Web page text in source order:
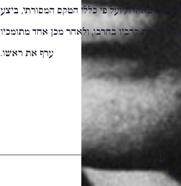
נאומו באהדה, ועל פי כללי הטקס המסורתי, ביצע
ביתר את קרביו בחרבו, ולאחר מכן אחד מתומכיו
ערף את ראשו.